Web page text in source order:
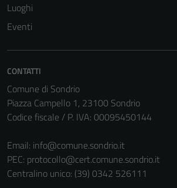
Luoghi
Eventi
CONTATTI
Comune di Sondrio
Piazza Campello 1, 23100 Sondrio
Codice fiscale / P. IVA: 00095450144
Email: info@comune.sondrio.it
PEC: protocollo@cert.comune.sondrio.it
Centralino unico: (39) 0342 526111
essere
personali.